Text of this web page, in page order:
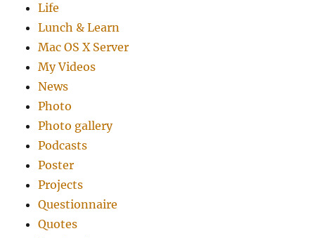
Life
Lunch & Learn
Mac OS X Server
My Videos
News
Photo
Photo gallery
Podcasts
Poster
Projects
Questionnaire
Quotes